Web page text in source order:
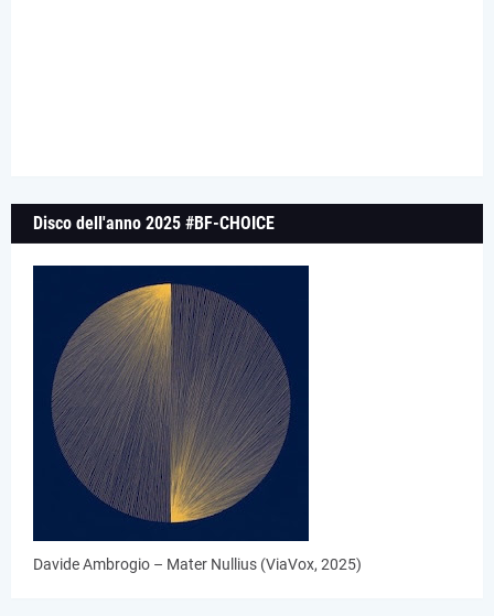
Disco dell'anno 2025 #BF-CHOICE
Davide Ambrogio – Mater Nullius (ViaVox, 2025)